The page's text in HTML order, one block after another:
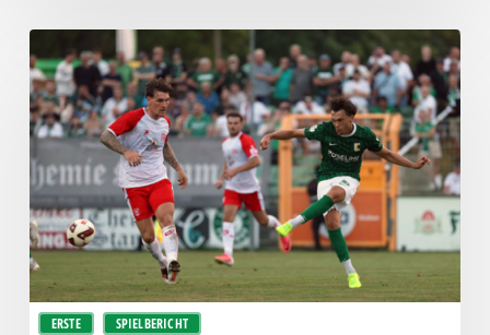
ERSTE SPIELBERICHT
Pleite:
Chemie
kassiert
späten
Knockout
gegen
Halle